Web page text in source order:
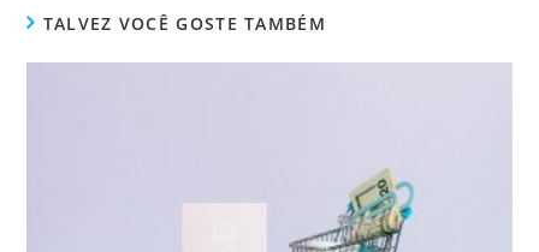
TALVEZ VOCÊ GOSTE TAMBÉM